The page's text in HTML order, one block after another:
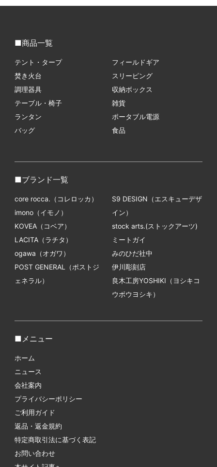
商品一覧
テント・タープ
焚き火台
調理器具
テーブル・椅子
ランタン
バッグ
フィールドギア
スリーピング
収納ボックス
雑貨
ポータブル電源
食品
ブランド一覧
core rocca.（コレロッカ）
imono（イモノ）
KOVEA（コベア）
LACITA（ラチタ）
ogawa（オガワ）
POST GENERAL（ポストジ
ェネラル）
S9 DESIGN（エスキューデザ
イン）
stock arts.(ストックアーツ)
ミートガイ
みのひだ社中
伊川彫刻店
良木工房YOSHIKI（ヨシキコ
ウボウヨシキ）
メニュー
ホーム
ニュース
会社案内
プライバシーポリシー
ご利用ガイド
返品・返金規約
特定商取引法に基づく表記
お問い合わせ